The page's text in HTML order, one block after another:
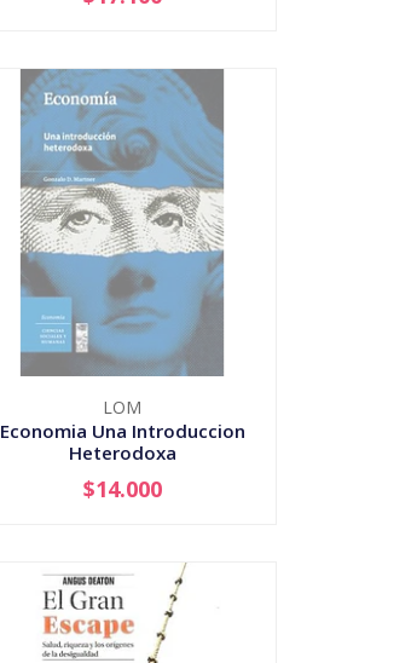
+
LOM
Economia Una Introduccion
Heterodoxa
AGOTADO
$14.000